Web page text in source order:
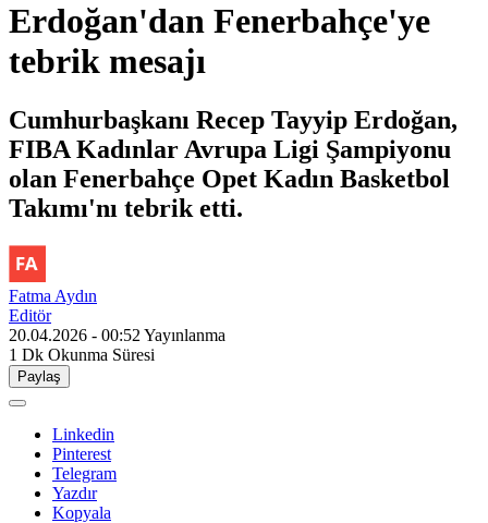
Erdoğan'dan Fenerbahçe'ye
tebrik mesajı
Cumhurbaşkanı Recep Tayyip Erdoğan,
FIBA Kadınlar Avrupa Ligi Şampiyonu
olan Fenerbahçe Opet Kadın Basketbol
Takımı'nı tebrik etti.
Fatma Aydın
Editör
20.04.2026 - 00:52 Yayınlanma
1 Dk Okunma Süresi
Paylaş
Linkedin
Pinterest
Telegram
Yazdır
Kopyala